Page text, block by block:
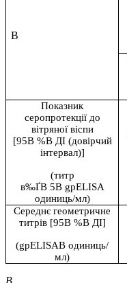
В
Показник
серопротекції до
вітряної віспи
[95В %В ДІ (довірчий
інтервал)]
(титр
в‰ҐВ 5В gpELISA
одиниць/мл)
Середнє геометричне
титрів [95В %В ДІ]
(gpELISAВ одиниць/
мл)
В